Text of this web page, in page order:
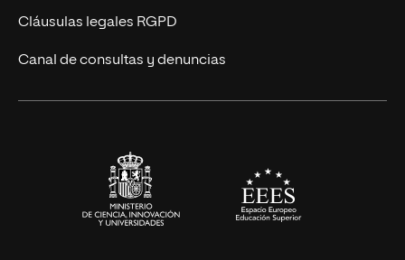
UNIR Revista
Eventos
Cláusulas legales RGPD
Canal de consultas y denuncias